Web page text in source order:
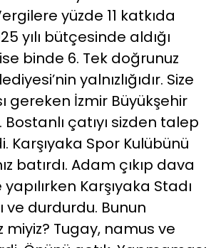
yüzde 11 katkıda
yılı bütçesinde aldığı
binde 6. Tek doğrunuz
yalnızlığıdır. Size
gereken İzmir Büyükşehir
Bostanlı çatıyı sizden talep
Karşıyaka Spor Kulübünü
batırdı. Adam çıkıp dava
Karşıyaka Stadı
ve durdurdu. Bunun
miyiz? Tugay, namus ve